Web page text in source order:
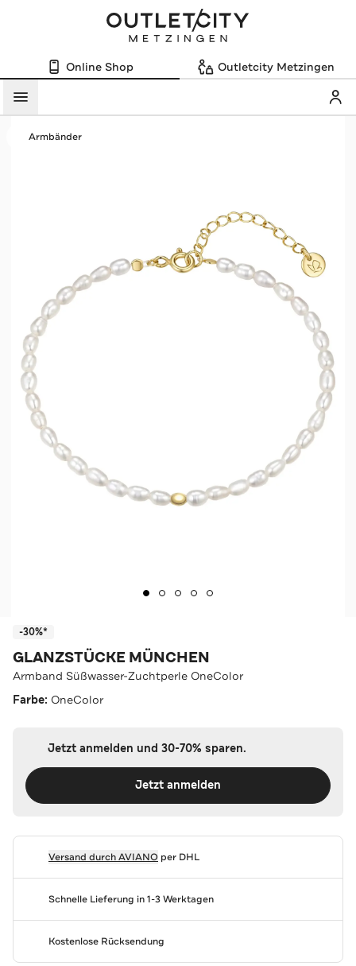
Online Shop Outletcity Metzingen
Menü
Armbänder
-30%*
GLANZSTÜCKE MÜNCHEN
Armband Süßwasser-Zuchtperle OneColor
Farbe: OneColor
Jetzt anmelden und 30-70% sparen.
Jetzt anmelden
Versand durchAVIANOper DHL
Schnelle Lieferung in 1-3 Werktagen
Kostenlose Rücksendung